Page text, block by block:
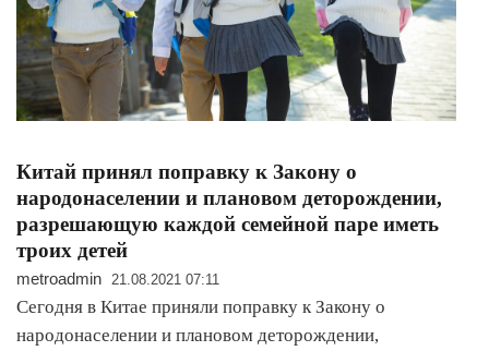
Китай принял поправку к Закону о
народонаселении и плановом деторождении,
разрешающую каждой семейной паре иметь
троих детей
metroadmin 21.08.2021 07:11
Сегодня в Китае приняли поправку к Закону о
народонаселении и плановом деторождении,